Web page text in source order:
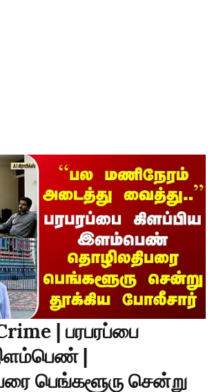
| பரபரப்பை
|
பெங்களூரு சென்று